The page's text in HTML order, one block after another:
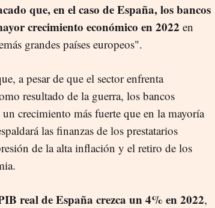
que, en el caso de España, los bancos
crecimiento económico en 2022 en
grandes países europeos".
a pesar de que el sector enfrenta
resultado de la guerra, los bancos
crecimiento más fuerte que en la mayoría
las finanzas de los prestatarios
de la alta inflación y el retiro de los
real de España crezca un 4% en 2022,